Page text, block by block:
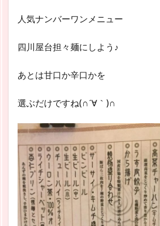
人気ナンバーワンメニュー
四川屋台担々麺にしよう♪
あとは甘口か辛口かを
選ぶだけですね(∩´∀｀)∩